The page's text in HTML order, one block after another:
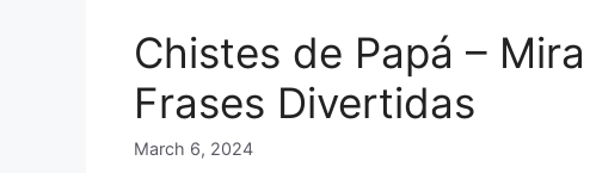
Chistes de Papá –
Frases Divertidas
March 6, 2024